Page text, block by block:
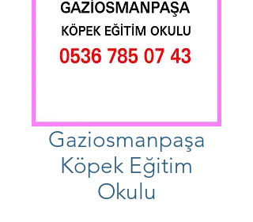
Gaziosmanpaşa
Köpek Eğitim
Okulu